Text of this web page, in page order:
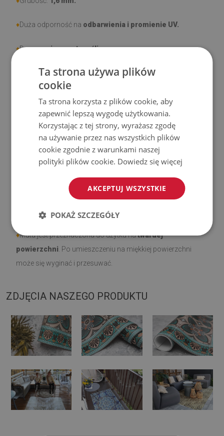
♦Duża odporność na odbarwienia i promienie UV.
♦Dywanynie są antypoślizgowe;
Produktłatwy w czyszczeniu,odporny na plamy i wodę.
Prosimy pamiętać, że uszkodzenia powstałe przy
użytkowaniu wynikające z upływu czasu (np. przetarcia) nie
podlegają reklamacjom.
Jak dbać o produkt?
Regularnie wietrz dolną warstwę dywanu.
♦Mata jest przeznaczona do użytku natwardej
powierzchni . Po umieszczeniu na miękkiej powierzchni
może się wyginać i przesuwać.
ZDJĘCIA NASZEGO PRODUKTU
Ta strona używa plików
cookie
Ta strona korzysta z plików cookie, aby
zapewnić lepszą wygodę użytkowania.
Korzystając z tej strony, wyrażasz zgodę
na używanie przez nas wszystkich plików
cookie zgodnie z warunkami naszej
polityki plików cookie. Dowiedz się więcej
AKCEPTUJ WSZYSTKIE
POKAŻ SZCZEGÓŁY